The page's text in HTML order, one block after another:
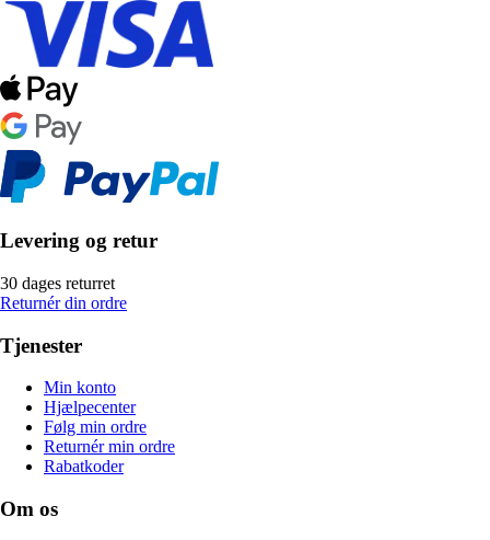
Levering og retur
30 dages returret
Returnér din ordre
Tjenester
Min konto
Hjælpecenter
Følg min ordre
Returnér min ordre
Rabatkoder
Om os